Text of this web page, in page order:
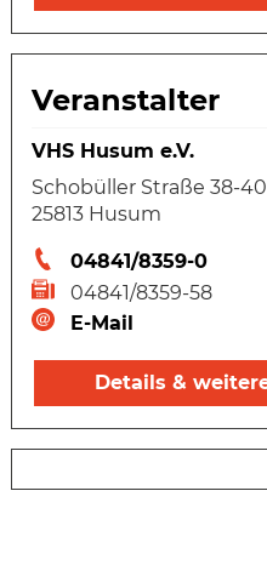
Veranstalter
VHS Husum e.V.
Schobüller Straße 38-40
25813 Husum
04841/8359-0
04841/8359-58
E-Mail
Details &